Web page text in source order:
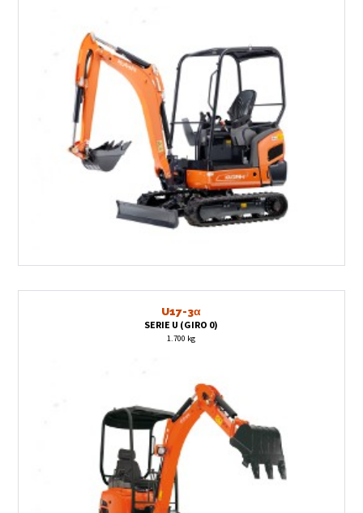
U17-3α
SERIE U (GIRO 0)
1.700 kg